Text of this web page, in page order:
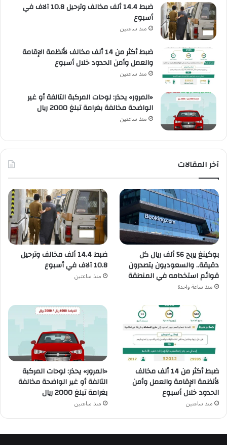
ضبط 14.4 ألف مخالف وترحيل 10.8 آلاف في
أسبوع
منذ ساعتين
ضبط أكثر من 14 ألف مخالف لأنظمة الإقامة
والعمل وأمن الحدود خلال أسبوع
منذ ساعتين
«المرور» يحذر: لوحات المركبة التالفة أو غير
الواضحة مخالفة بغرامة تبلغ 2000 ريال
منذ ساعتين
آخر المقالات
بوكينغ يربح 56 ألف ريال كل
دقيقة.. والسعوديون يتصدرون
قوائم استخدامه في المنطقة
منذ ساعة واحدة
ضبط 14.4 ألف مخالف وترحيل
10.8 آلاف في أسبوع
منذ ساعتين
ضبط أكثر من 14 ألف مخالف
لأنظمة الإقامة والعمل وأمن
الحدود خلال أسبوع
منذ ساعتين
«المرور» يحذر: لوحات المركبة
التالفة أو غير الواضحة مخالفة
بغرامة تبلغ 2000 ريال
منذ ساعتين